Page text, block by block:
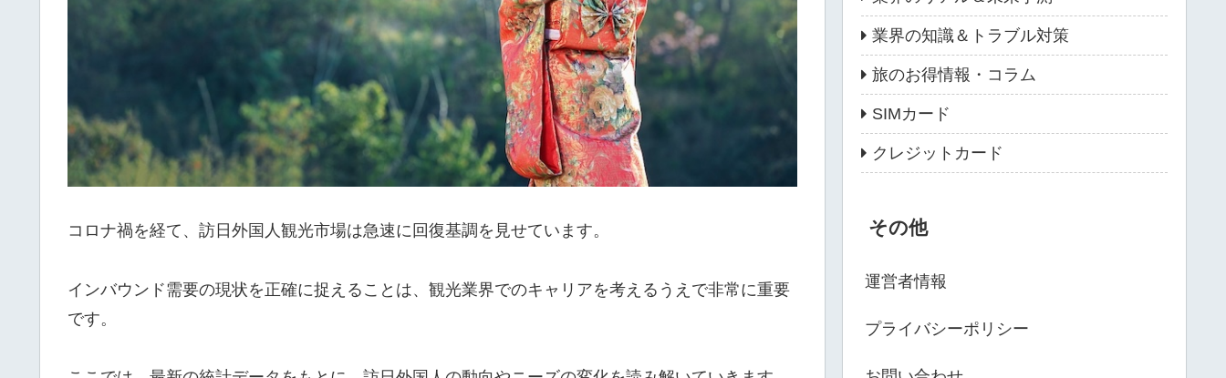
コロナ禍を経て、訪日外国人観光市場は急速に回復基調を見せています。
インバウンド需要の現状を正確に捉えることは、観光業界でのキャリアを考えるうえで非常に重要
です。
業界の知識＆トラブル対策
旅のお得情報・コラム
SIMカード
クレジットカード
その他
運営者情報
プライバシーポリシー